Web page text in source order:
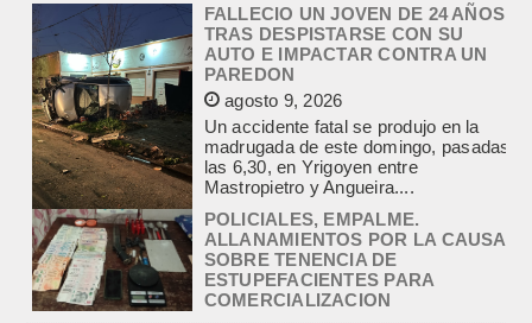
agosto 9, 2026
Un accidente fatal se produjo en la
madrugada de este domingo, pasadas
las 6,30, en Yrigoyen entre
Mastropietro y Angueira....
POLICIALES, EMPALME.
ALLANAMIENTOS POR LA CAUSA
SOBRE TENENCIA DE
COMERCIALIZACION
agosto 9, 2026
En el marco de la causa iniciada ayer
por Tenencia de Estupefacientes para